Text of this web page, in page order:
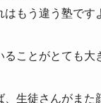
もう違う塾です
ことがとても大
生徒さんがまた